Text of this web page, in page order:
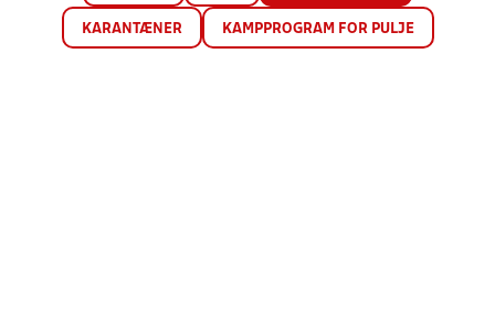
KARANTÆNER KAMPPROGRAM FOR PULJE